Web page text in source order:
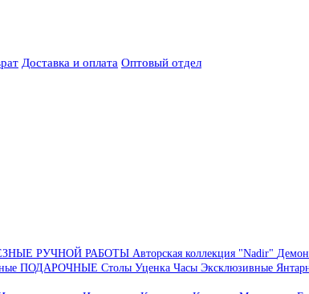
Доставка и оплата Оптовый отдел
РУЧНОЙ РАБОТЫ Авторская коллекция "Nadir"
ПОДАРОЧНЫЕ Столы Уценка Часы Эксклюзивные